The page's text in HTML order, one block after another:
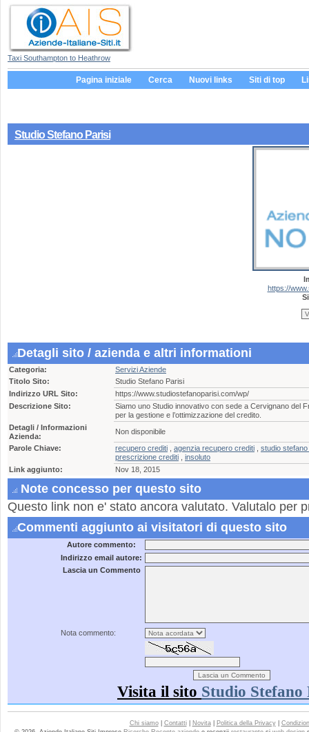
Taxi Southampton to Heathrow
Pagina iniziale Cerca Nuovi links Siti di top
Studio Stefano Parisi
https://
Detagli sito / azienda e altri informationi
Categoria:
Servizi Aziende
Titolo Sito:
Studio Stefano Parisi
Indirizzo URL Sito:
https://www.studiostefanoparisi.com/wp/
Descrizione Sito:
Siamo uno Studio innovativo con sede a Cervignano del
per la gestione e l’ottimizzazione del credito.
Detagli / Informazioni
Azienda:
Non disponibile
Parole Chiave:
recupero crediti agenzia recupero crediti
studio
prescrizione crediti
insoluto
Link aggiunto:
Nov 18, 2015
Note concesso per questo sito
Questo link non e' stato ancora valutato. Valutalo per
Commenti aggiunto ai visitatori di questo sito
Autore commento:
Indirizzo email autore:
Lascia un Commento
Nota commento:
Visita il sito Studio Stefano
Chi siamo| Contatti| Novita| Politica della Privacy|